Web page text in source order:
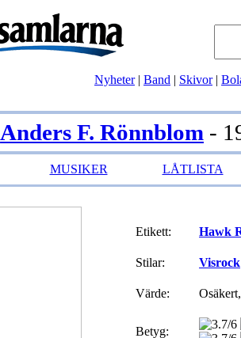
Nyheter| Band | Skivor|
Anders F. Rönnblom -
MUSIKER LÅTLISTA
Etikett: Hawk
Stilar: Visrock
Värde:
Betyg: